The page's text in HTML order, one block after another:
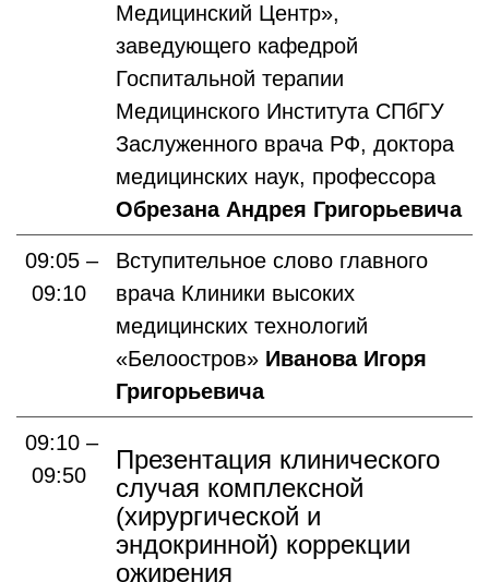
Медицинский Центр»,
заведующего кафедрой
Госпитальной терапии
Медицинского Института СПбГУ
Заслуженного врача РФ, доктора
медицинских наук, профессора
Обрезана Андрея Григорьевича
09:05 –
09:10
Вступительное слово главного
врача Клиники высоких
медицинских технологий
«Белоостров» Иванова Игоря
Григорьевича
09:10 –
09:50
Презентация клинического
случая комплексной
(хирургической и
эндокринной) коррекции
ожирения